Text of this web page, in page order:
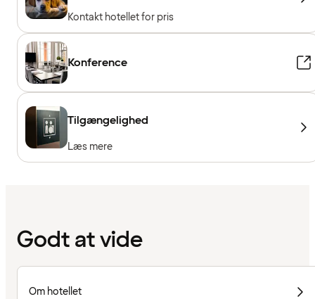
Kontakt hotellet for pris
Konference
Tilgængelighed
Læs mere
Godt at vide
Om hotellet